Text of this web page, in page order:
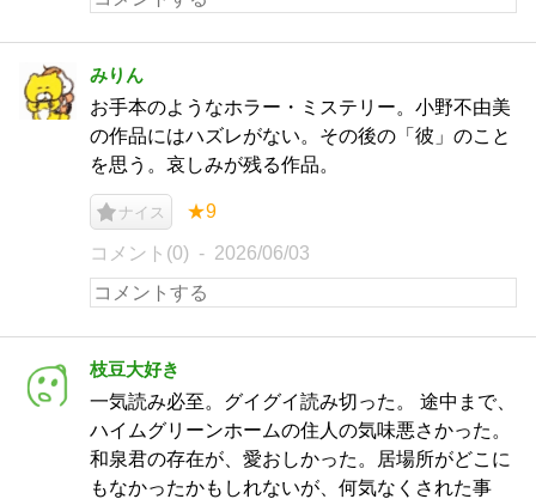
みりん
お手本のようなホラー・ミステリー。小野不由美
の作品にはハズレがない。その後の「彼」のこと
を思う。哀しみが残る作品。
ナイス ★9
コメント(0) 2026/06/03
枝豆大好き
一気読み必至。グイグイ読み切った。 途中まで、
ハイムグリーンホームの住人の気味悪さかった。
和泉君の存在が、愛おしかった。居場所がどこに
もなかったかもしれないが、何気なくされた事